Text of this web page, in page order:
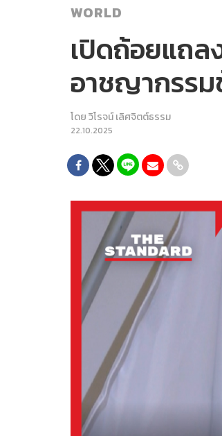
WORLD
เปิดถ้อยแถล
อาชญากรรม
โดยวิโรจน์ เลิศจิตต์ธรรม
22.10.2025